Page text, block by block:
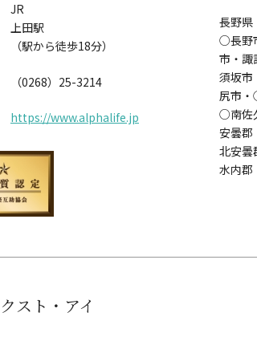
JR
上田駅
（駅から徒歩18分）
（0268）25-3214
https://www.alphalife.jp
長野県
○長野
市・諏
須坂市
尻市・
○南佐
安曇郡
北安曇
水内郡
スト・アイ